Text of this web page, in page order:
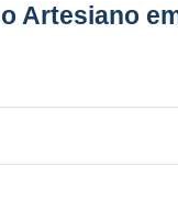
Artesiano
Poços antigos
desgastada ou